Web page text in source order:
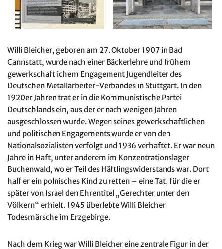
Willi Bleicher, geboren am 27. Oktober 1907 in Bad
Cannstatt, wurde nach einer Bäckerlehre und frühem
gewerkschaftlichem Engagement Jugendleiter des
Deutschen Metallarbeiter-Verbandes in Stuttgart. In den
1920er Jahren trat er in die Kommunistische Partei
Deutschlands ein, aus der er nach wenigen Jahren
ausgeschlossen wurde. Wegen seines gewerkschaftlichen
und politischen Engagements wurde er von den
Nationalsozialisten verfolgt und 1936 verhaftet. Er war neun
Jahre in Haft, unter anderem im Konzentrationslager
Buchenwald, wo er Teil des Häftlingswiderstands war. Dort
half er ein polnisches Kind zu retten – eine Tat, für die er
später von Israel den Ehrentitel „Gerechter unter den
Völkern“ erhielt. 1945 überlebte Willi Bleicher
Todesmärsche im Erzgebirge.
Nach dem Krieg war Willi Bleicher eine zentrale Figur in der